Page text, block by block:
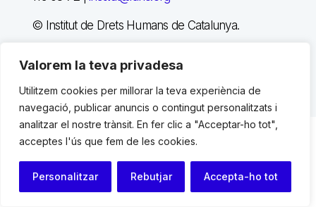
Valorem la teva privadesa
Utilitzem cookies per millorar la teva experiència de
navegació, publicar anuncis o contingut personalitzats i
analitzar el nostre trànsit. En fer clic a "Acceptar-ho tot",
acceptes l'ús que fem de les cookies.
Personalitzar Rebutjar Accepta-ho tot
© Institut de Drets Humans de Catalunya.
Avis legal| Cookies|Contacte
Programació web: Space Bits